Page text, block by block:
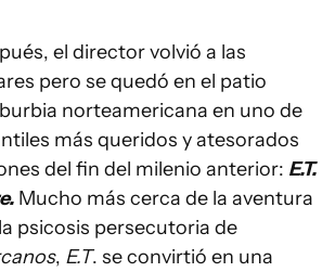
el director volvió a las
pero se quedó en el patio
norteamericana en uno de
más queridos y atesorados
del fin del milenio anterior: E.T.
Mucho más cerca de la aventura
psicosis persecutoria de
, E.T. se convirtió en una